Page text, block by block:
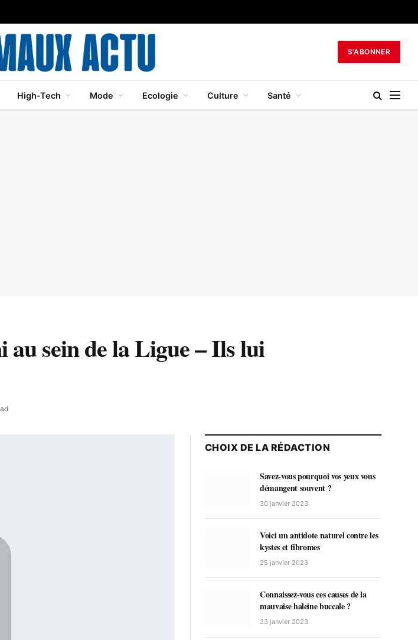
S'ABONNER
High-Tech Mode Ecologie Culture Santé
au sein de la Ligue – Ils lui
CHOIX DE LA RÉDACTION
Savez-vous pourquoi vos yeux vous
démangent souvent ?
30 janvier 2023
Voici un antidote naturel contre les
kystes et fibromes
25 janvier 2023
Connaissez-vous ces causes de la
mauvaise haleine buccale ?
23 janvier 2023